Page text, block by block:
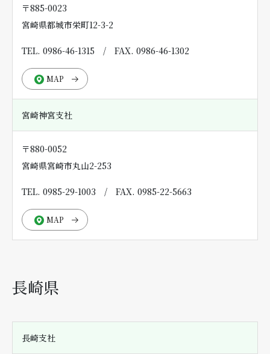
〒885-0023
宮崎県都城市栄町12-3-2
TEL. 0986-46-1315 / FAX. 0986-46-1302
MAP
宮崎神宮支社
〒880-0052
宮崎県宮崎市丸山2-253
TEL. 0985-29-1003 / FAX. 0985-22-5663
MAP
長崎県
長崎支社